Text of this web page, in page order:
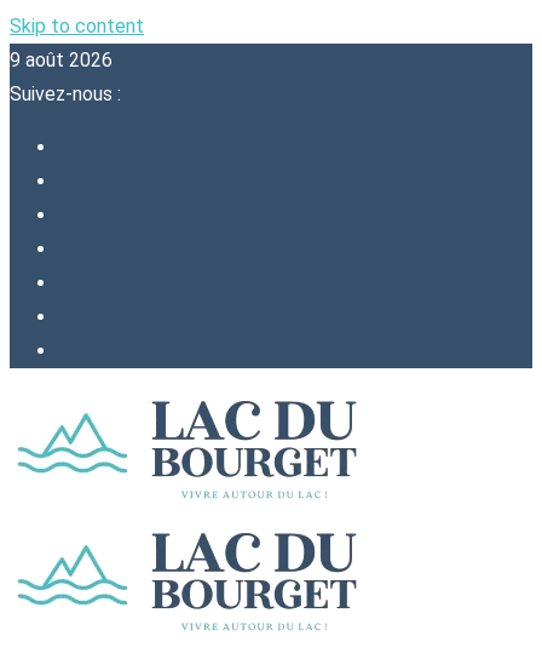
Skip to content
9 août 2026
Suivez-nous :